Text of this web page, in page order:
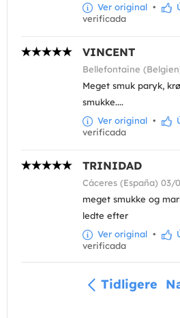
Ver original •
verificada
VINCENT
Bellefontaine
Meget smuk paryk,
smukke....
Ver original •
verificada
TRINIDAD
Cáceres (España) 03/
meget smukke og
ledte efter
Ver original •
verificada
Tidligere